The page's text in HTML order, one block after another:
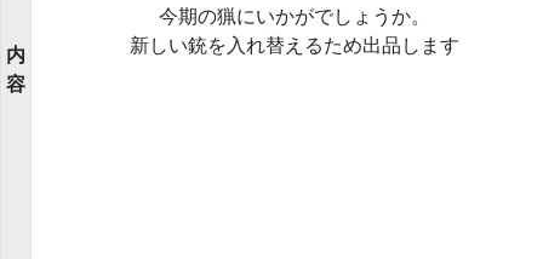
内
容
今期の猟にいかがでしょうか。
新しい銃を入れ替えるため出品します